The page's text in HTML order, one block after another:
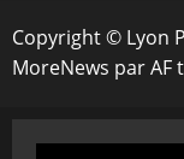
Copyright © Lyon
MoreNews par AF